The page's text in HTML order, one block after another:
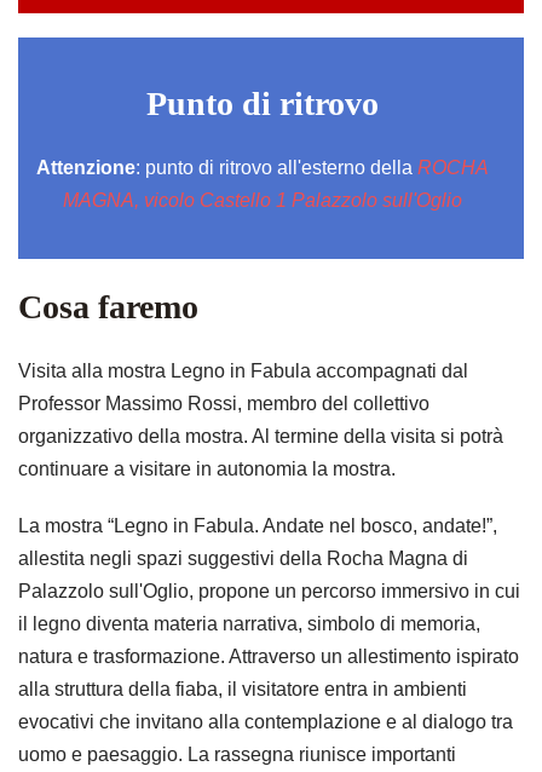
Punto di ritrovo
Attenzione: punto di ritrovo all'esterno della ROCHA
MAGNA, vicolo Castello 1 Palazzolo sull'Oglio
Cosa faremo
Visita alla mostra Legno in Fabula accompagnati dal
Professor Massimo Rossi, membro del collettivo
organizzativo della mostra. Al termine della visita si potrà
continuare a visitare in autonomia la mostra.
La mostra “Legno in Fabula. Andate nel bosco, andate!”,
allestita negli spazi suggestivi della Rocha Magna di
Palazzolo sull'Oglio, propone un percorso immersivo in cui
il legno diventa materia narrativa, simbolo di memoria,
natura e trasformazione. Attraverso un allestimento ispirato
alla struttura della fiaba, il visitatore entra in ambienti
evocativi che invitano alla contemplazione e al dialogo tra
uomo e paesaggio. La rassegna riunisce importanti